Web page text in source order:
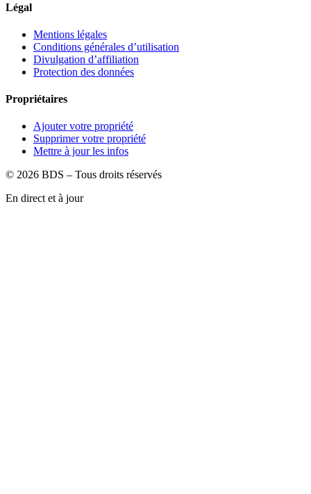
Légal
Mentions légales
Conditions générales d’utilisation
Divulgation d’affiliation
Protection des données
Propriétaires
Ajouter votre propriété
Supprimer votre propriété
Mettre à jour les infos
© 2026 BDS – Tous droits réservés
En direct et à jour